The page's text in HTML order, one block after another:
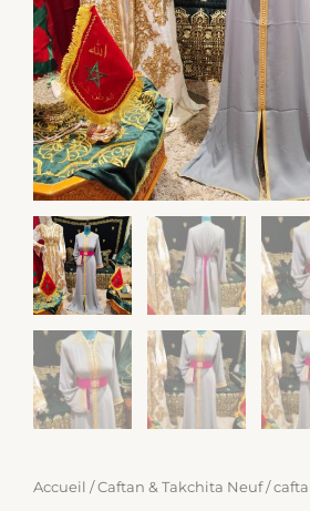
Accueil /Caftan & Takchita Neuf/